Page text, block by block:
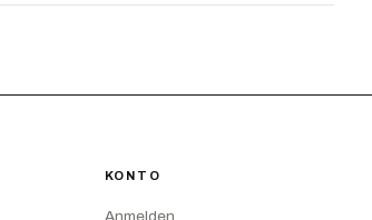
KONTO
Anmelden